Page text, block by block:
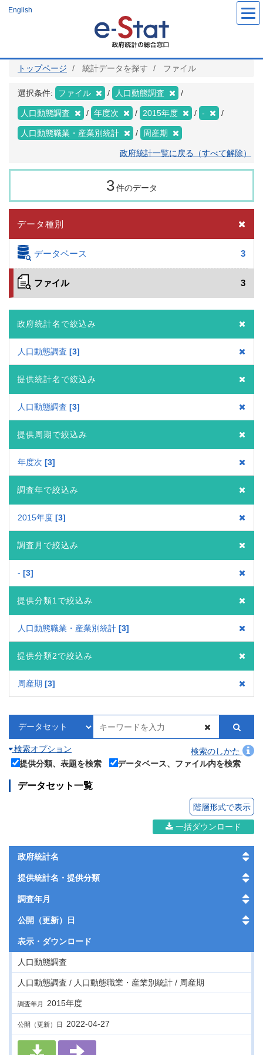
ツ
English
トップページ 統計データを探す ファイル
選択条件: ファイル 人口動態調査
人口動態調査 年度次 2015年度 -
人口動態職業・産業別統計 周産期
政府統計一覧に戻る（すべて解除）
3 件のデータ
データ種別
データベース 3
ファイル 3
政府統計名で絞込み
人口動態調査 3
提供統計名で絞込み
人口動態調査 3
提供周期で絞込み
年度次 3
調査年で絞込み
2015年度 3
調査月で絞込み
- 3
提供分類1で絞込み
人口動態職業・産業別統計 3
提供分類2で絞込み
周産期 3
検索オプション
検索のしかた
提供分類、表題を検索
データベース、ファイル内を検索
データセット一覧
階層形式で表示
一括ダウンロード
政府統計名
提供統計名・提供分類
調査年月
公開（更新）日
表示・ ダウンロード
人口動態調査
人口動態調査 / 人口動態職業・産業別統計 / 周産期
調査年月 2015年度
公開（更新）日 2022-04-27